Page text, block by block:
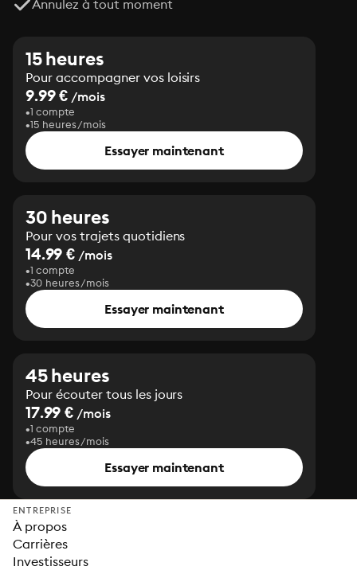
Annulez à tout moment
15 heures
Pour accompagner vos loisirs
9.99 € /mois
1 compte
15 heures/mois
Essayer maintenant
30 heures
Pour vos trajets quotidiens
14.99 € /mois
1 compte
30 heures/mois
Essayer maintenant
45 heures
Pour écouter tous les jours
17.99 € /mois
1 compte
45 heures/mois
Essayer maintenant
ENTREPRISE
À propos
Carrières
Investisseurs